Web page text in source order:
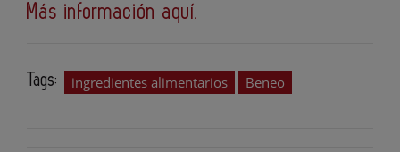
Más información aquí.
Tags: ingredientes alimentarios Beneo